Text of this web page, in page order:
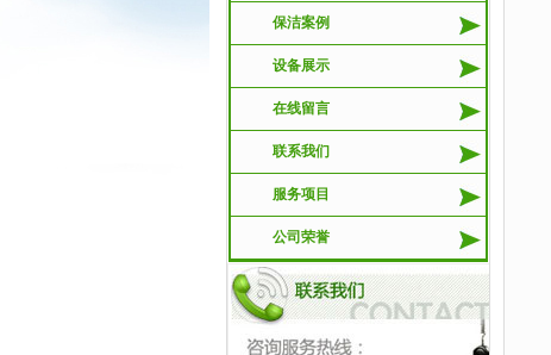
保洁案例
设备展示
在线留言
联系我们
服务项目
公司荣誉